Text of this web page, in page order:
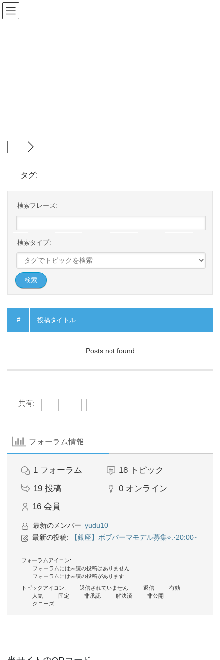
コ
ン
ナ
ビ
タグ:
検索フレーズ:
検索タイプ:
# 投稿タイトル
Posts not found
共有:
フォーラム情報
1 フォーラム 18
トピック
19 投稿 0 オンライン
16 会員
最新のメンバー: yudu10
最新の投稿:
【銀座】ボブパーマモデル募集⟡.·20:00~
フォーラムアイコン:
フォーラムには未読の投稿はありません
フォーラムには未読の投稿があります
トピックアイコン:
返信されていません 返信
有効
人気
固定 非承認 解決済
非公開
クローズ